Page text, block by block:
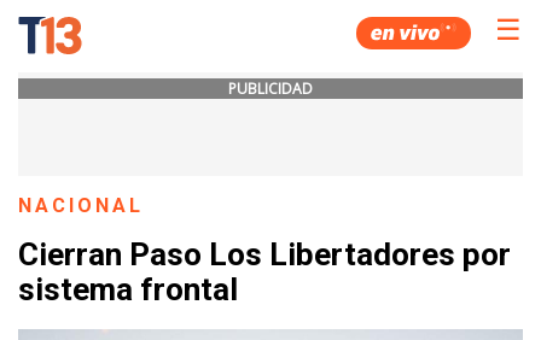
☰
PUBLICIDAD
NACIONAL
Cierran Paso Los Libertadores por
sistema frontal